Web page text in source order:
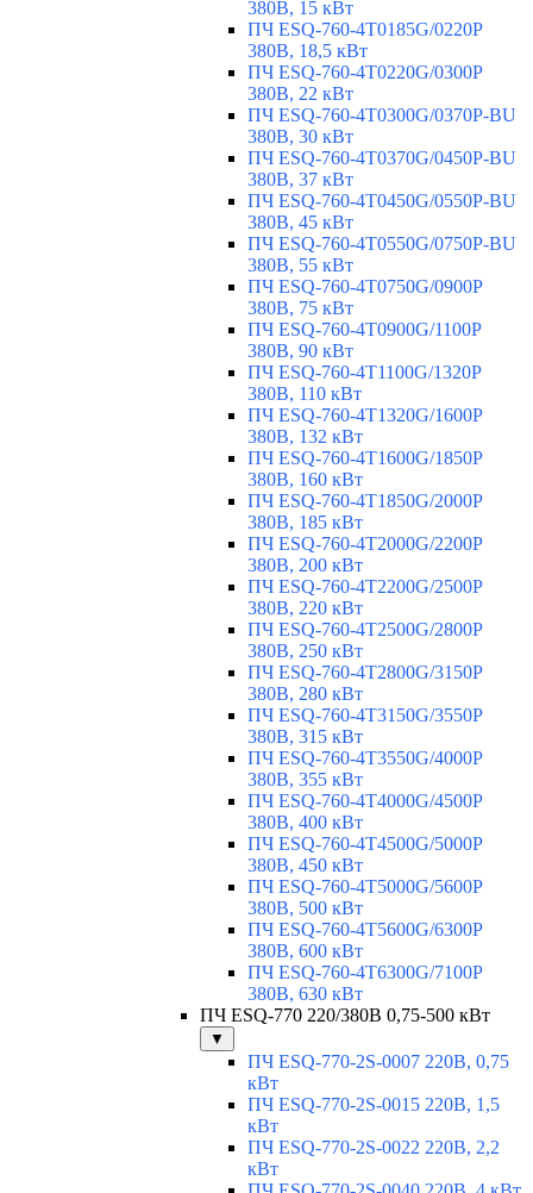
380В, 15 кВт
ПЧ ESQ-760-4T0185G/0220P
380В, 18,5 кВт
ПЧ ESQ-760-4T0220G/0300P
380В, 22 кВт
ПЧ ESQ-760-4T0300G/0370P-BU
380В, 30 кВт
ПЧ ESQ-760-4T0370G/0450P-BU
380В, 37 кВт
ПЧ ESQ-760-4T0450G/0550P-BU
380В, 45 кВт
ПЧ ESQ-760-4T0550G/0750P-BU
380В, 55 кВт
ПЧ ESQ-760-4T0750G/0900P
380В, 75 кВт
ПЧ ESQ-760-4T0900G/1100P
380В, 90 кВт
ПЧ ESQ-760-4T1100G/1320P
380В, 110 кВт
ПЧ ESQ-760-4T1320G/1600P
380В, 132 кВт
ПЧ ESQ-760-4T1600G/1850P
380В, 160 кВт
ПЧ ESQ-760-4T1850G/2000P
380В, 185 кВт
ПЧ ESQ-760-4T2000G/2200P
380В, 200 кВт
ПЧ ESQ-760-4T2200G/2500P
380В, 220 кВт
ПЧ ESQ-760-4T2500G/2800P
380В, 250 кВт
ПЧ ESQ-760-4T2800G/3150P
380В, 280 кВт
ПЧ ESQ-760-4T3150G/3550P
380В, 315 кВт
ПЧ ESQ-760-4T3550G/4000P
380В, 355 кВт
ПЧ ESQ-760-4T4000G/4500P
380В, 400 кВт
ПЧ ESQ-760-4T4500G/5000P
380В, 450 кВт
ПЧ ESQ-760-4T5000G/5600P
380В, 500 кВт
ПЧ ESQ-760-4T5600G/6300P
380В, 600 кВт
ПЧ ESQ-760-4T6300G/7100P
380В, 630 кВт
ПЧ ESQ-770 220/380В 0,75-500 кВт
▼
ПЧ ESQ-770-2S-0007 220В, 0,75
кВт
ПЧ ESQ-770-2S-0015 220В, 1,5
кВт
ПЧ ESQ-770-2S-0022 220В, 2,2
кВт